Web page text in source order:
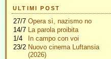
ULTIMI POST
27/7 Opera sì, nazismo no
14/7 La parola proibita
1/4
In campo con voi
23/2 Nuovo cinema Luftansia
(2026)